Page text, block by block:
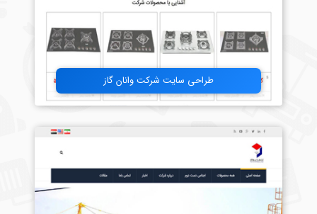
طراحی سایت شرکت وانان گاز